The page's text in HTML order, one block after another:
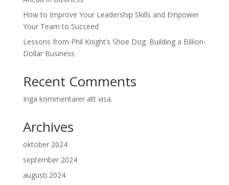
How to Improve Your Leadership Skills and Empower
Your Team to Succeed
Lessons from Phil Knight’s Shoe Dog: Building a Billion-
Dollar Business
Recent Comments
Inga kommentarer att visa.
Archives
oktober 2024
september 2024
augusti 2024